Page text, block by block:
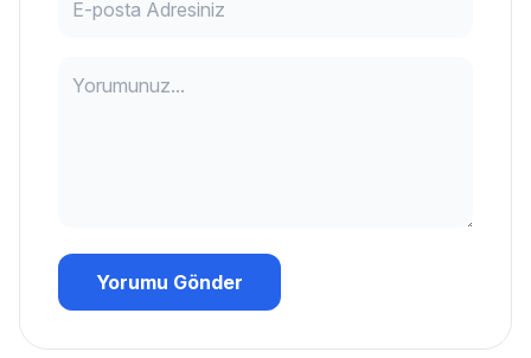
Yorumu Gönder